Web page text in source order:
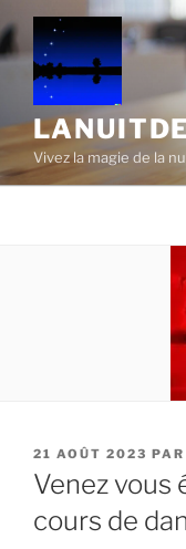
Aller
au
contenu
principal
Vivez la magie de la
PUBLIÉ
LE
21 AOÛT 2023 PAR
Venez vous
cours de